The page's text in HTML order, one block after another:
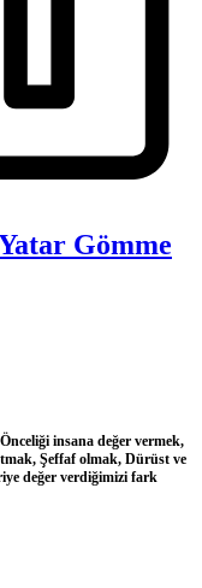
Gömme
insana değer vermek,
Şeffaf olmak, Dürüst ve
değer verdiğimizi fark